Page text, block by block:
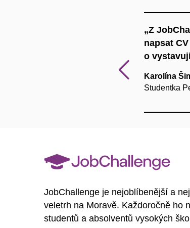
„Z
napsat
o
Karolína
Studentka
JobChallenge je nejoblíbenější a
veletrh na Moravě. Každoročně ho
studentů a absolventů vysokých